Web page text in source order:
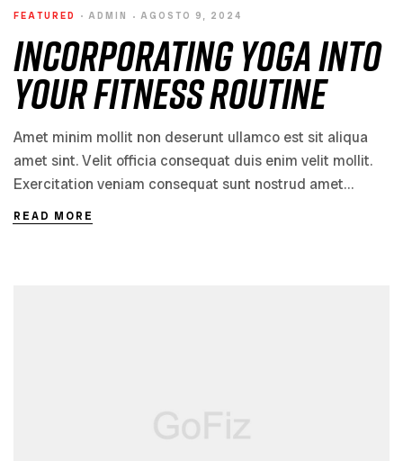
FEATURED ADMIN AGOSTO 9, 2024
Incorporating Yoga into
Your Fitness Routine
Amet minim mollit non deserunt ullamco est sit aliqua
amet sint. Velit officia consequat duis enim velit mollit.
Exercitation veniam consequat sunt nostrud amet…
READ MORE